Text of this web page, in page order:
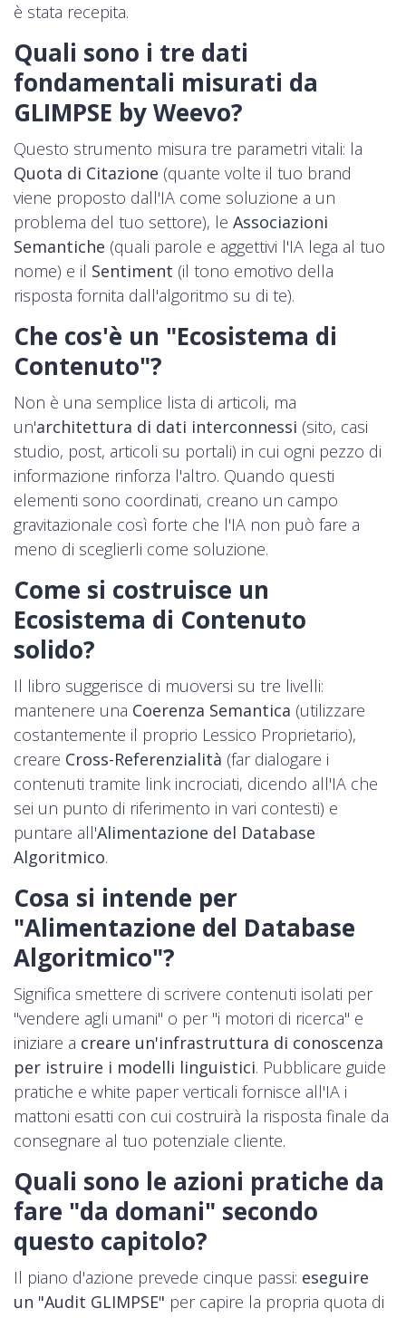
è stata recepita.
Quali sono i tre dati
fondamentali misurati da
GLIMPSE by Weevo?
Questo strumento misura tre parametri vitali: la
Quota di Citazione (quante volte il tuo brand
viene proposto dall'IA come soluzione a un
problema del tuo settore), le Associazioni
Semantiche (quali parole e aggettivi l'IA lega al tuo
nome) e il Sentiment (il tono emotivo della
risposta fornita dall'algoritmo su di te).
Che cos'è un "Ecosistema di
Contenuto"?
Non è una semplice lista di articoli, ma
un'architettura di dati interconnessi (sito, casi
studio, post, articoli su portali) in cui ogni pezzo di
informazione rinforza l'altro. Quando questi
elementi sono coordinati, creano un campo
gravitazionale così forte che l'IA non può fare a
meno di sceglierli come soluzione.
Come si costruisce un
Ecosistema di Contenuto
solido?
Il libro suggerisce di muoversi su tre livelli:
mantenere una Coerenza Semantica (utilizzare
costantemente il proprio Lessico Proprietario),
creare Cross-Referenzialità (far dialogare i
contenuti tramite link incrociati, dicendo all'IA che
sei un punto di riferimento in vari contesti) e
puntare all'Alimentazione del Database
Algoritmico.
Cosa si intende per
"Alimentazione del Database
Algoritmico"?
Significa smettere di scrivere contenuti isolati per
"vendere agli umani" o per "i motori di ricerca" e
iniziare a creare un'infrastruttura di conoscenza
per istruire i modelli linguistici. Pubblicare guide
pratiche e white paper verticali fornisce all'IA i
mattoni esatti con cui costruirà la risposta finale da
consegnare al tuo potenziale cliente.
Quali sono le azioni pratiche da
fare "da domani" secondo
questo capitolo?
Il piano d'azione prevede cinque passi: eseguire
un "Audit GLIMPSE" per capire la propria quota di